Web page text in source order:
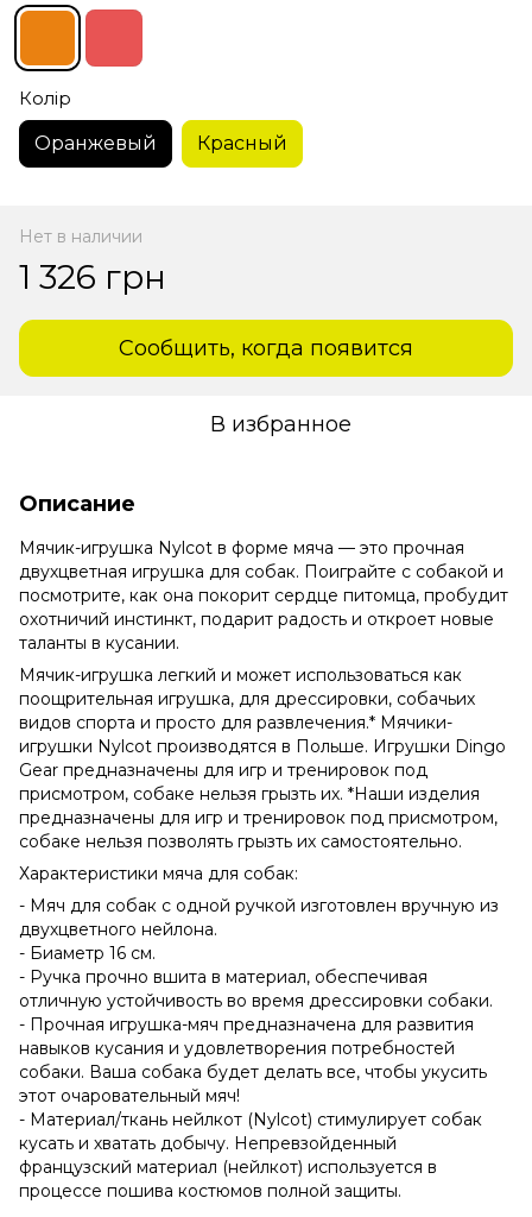
Колір
Оранжевый
Красный
Нет в наличии
1 326 грн
Сообщить, когда появится
В избранное
Описание
Мячик-игрушка Nylcot в форме мяча — это прочная
двухцветная игрушка для собак. Поиграйте с собакой и
посмотрите, как она покорит сердце питомца, пробудит
охотничий инстинкт, подарит радость и откроет новые
таланты в кусании.
Мячик-игрушка легкий и может использоваться как
поощрительная игрушка, для дрессировки, собачьих
видов спорта и просто для развлечения.* Мячики-
игрушки Nylcot производятся в Польше. Игрушки Dingo
Gear предназначены для игр и тренировок под
присмотром, собаке нельзя грызть их. *Наши изделия
предназначены для игр и тренировок под присмотром,
собаке нельзя позволять грызть их самостоятельно.
Характеристики мяча для собак:
- Мяч для собак с одной ручкой изготовлен вручную из
двухцветного нейлона.
- Биаметр 16 см.
- Ручка прочно вшита в материал, обеспечивая
отличную устойчивость во время дрессировки собаки.
- Прочная игрушка-мяч предназначена для развития
навыков кусания и удовлетворения потребностей
собаки. Ваша собака будет делать все, чтобы укусить
этот очаровательный мяч!
- Материал/ткань нейлкот (Nylcot) стимулирует собак
кусать и хватать добычу. Непревзойденный
французский материал (нейлкот) используется в
процессе пошива костюмов полной защиты.